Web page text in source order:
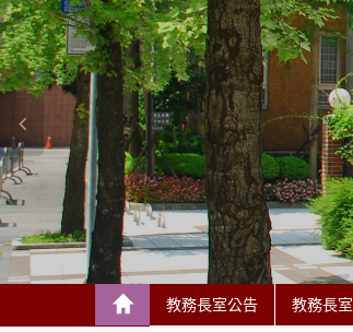
教務長室公告 教務長室